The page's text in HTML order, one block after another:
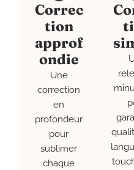
Correc
tion
approf
ondie
Une
correction
en
profondeur
pour
sublimer
chaque